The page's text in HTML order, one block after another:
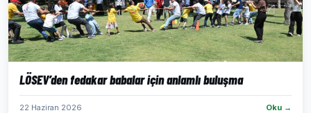
LÖSEV’den fedakar babalar için anlamlı buluşma
22 Haziran 2026 Oku →